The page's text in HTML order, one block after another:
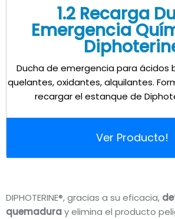
1.2 Recarga
Emergencia
Ducha de emergencia para ácidos
quelantes, oxidantes, alquilantes.
recargar el estanque de
Ver Producto!
DIPHOTERINE®, gracias a su eficacia,
quemaduray elimina el producto